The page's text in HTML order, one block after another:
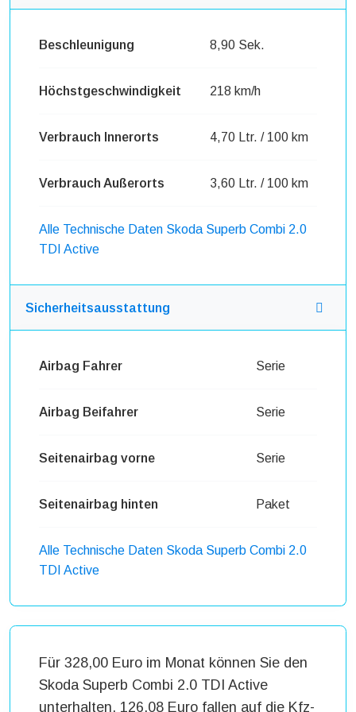
Beschleunigung 8,90 Sek.
Höchstgeschwindigkeit 218 km/h
Verbrauch Innerorts 4,70 Ltr. / 100 km
Verbrauch Außerorts 3,60 Ltr. / 100 km
Alle Technische Daten Skoda Superb Combi 2.0
TDI Active
Sicherheitsausstattung
Airbag Fahrer Serie
Airbag Beifahrer Serie
Seitenairbag vorne Serie
Seitenairbag hinten Paket
Alle Technische Daten Skoda Superb Combi 2.0
TDI Active
Für 328,00 Euro im Monat können Sie den
Skoda Superb Combi 2.0 TDI Active
unterhalten. 126,08 Euro fallen auf die Kfz-